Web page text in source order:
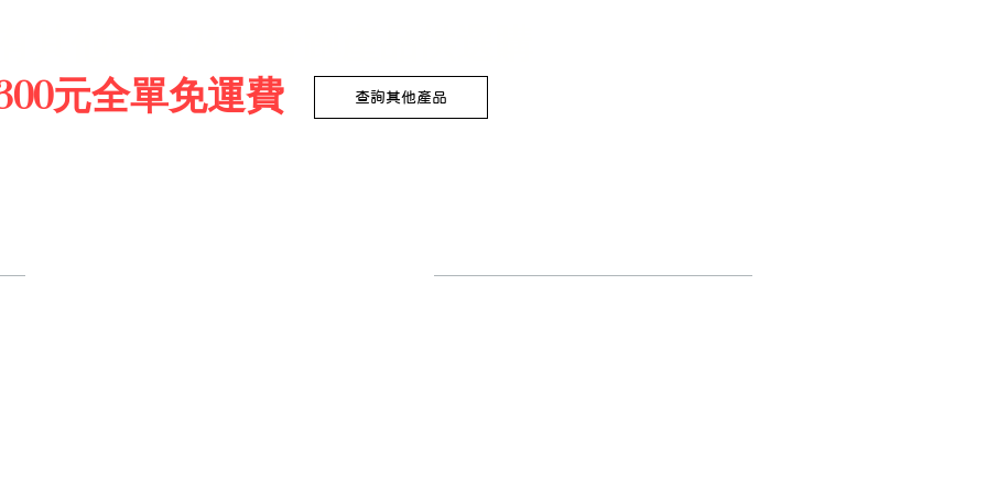
元全單免運費
查詢其他產品